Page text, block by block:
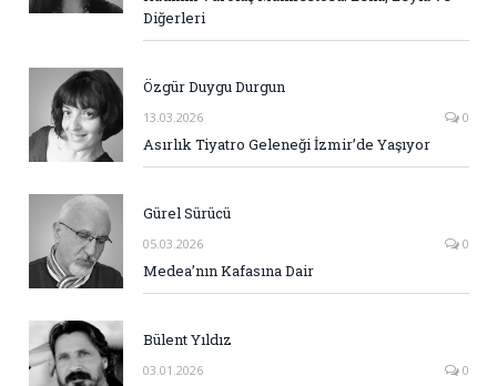
Diğerleri
Özgür Duygu Durgun
13.03.2026 0
Asırlık Tiyatro Geleneği İzmir’de Yaşıyor
Gürel Sürücü
05.03.2026 0
Medea’nın Kafasına Dair
Bülent Yıldız
03.01.2026 0